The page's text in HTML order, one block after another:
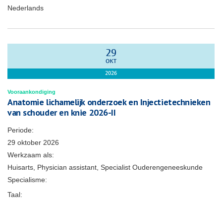
Nederlands
29
OKT
2026
Vooraankondiging
Anatomie lichamelijk onderzoek en Injectietechnieken
van schouder en knie 2026-II
Periode:
29 oktober 2026
Werkzaam als:
Huisarts, Physician assistant, Specialist Ouderengeneeskunde
Specialisme:
Taal: